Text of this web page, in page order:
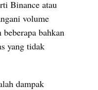
Binance atau
volume
bahkan
yang tidak
dampak